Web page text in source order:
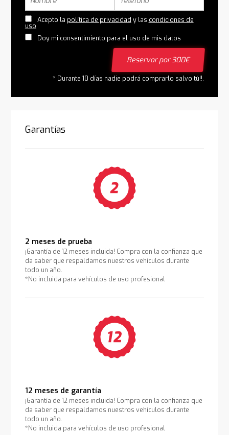
Acepto la política de privacidad y las condiciones de
uso
Doy mi consentimiento para el uso de mis datos
Reservar por 300€
* Durante 10 días nadie podrá comprarlo salvo tú!!.
Garantías
2 meses de prueba
¡Garantía de 12 meses incluida! Compra con la confianza que
da saber que respaldamos nuestros vehículos durante
todo un año.
*No incluida para vehículos de uso profesional
12 meses de garantía
¡Garantía de 12 meses incluida! Compra con la confianza que
da saber que respaldamos nuestros vehículos durante
todo un año.
*No incluida para vehículos de uso profesional